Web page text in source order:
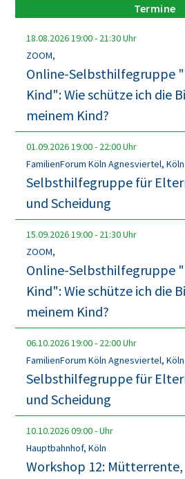
Termine
18.08.202619:00- 21:30Uhr
ZOOM,
Online-Selbsthilfegruppe
Kind": Wie schütze ich die
meinem Kind?
01.09.202619:00- 22:00Uhr
FamilienForum Köln Agnesviertel, Köln
Selbsthilfegruppe für
und Scheidung
15.09.202619:00- 21:30Uhr
ZOOM,
Online-Selbsthilfegruppe
Kind": Wie schütze ich die
meinem Kind?
06.10.202619:00- 22:00Uhr
FamilienForum Köln Agnesviertel, Köln
Selbsthilfegruppe für
und Scheidung
10.10.202609:00-Uhr
Hauptbahnhof, Köln
Workshop 12: Mütterrente,